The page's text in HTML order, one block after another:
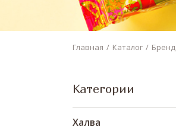
Главная Каталог Бренд
Категории
Халва